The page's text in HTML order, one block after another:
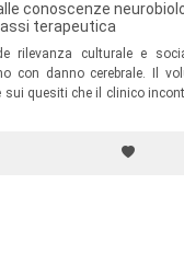
conoscenze
terapeutica
rilevanza culturale e
con danno cerebrale. Il
sui quesiti che il clinico
per intervento precoce,
idonei a valutare i